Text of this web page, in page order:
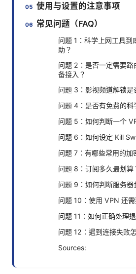
使用与设置的注意事项
常见问题（FAQ）
问题 1：科学上网工具到
助？
问题 2：是否一定需要
备接入？
问题 3：影视频道解锁是
问题 4：是否有免费的科
问题 5：如何判断一个
问题 6：如何设定 Kill
问题 7：有哪些常用的加
问题 8：订阅多久最划算
问题 9：如何判断服务器
问题 10：使用 VPN 还
问题 11：如何正确处理
问题 12：遇到连接失败
Sources: